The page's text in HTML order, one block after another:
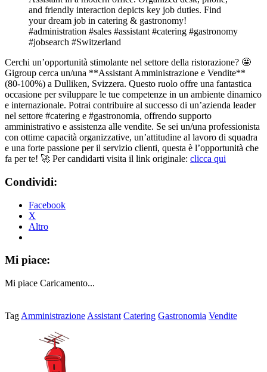
Cerchi un’opportunità stimolante nel settore della ristorazione? 🤩
Gigroup cerca un/una **Assistant Amministrazione e Vendite**
(80-100%) a Dulliken, Svizzera. Questo ruolo offre una fantastica
occasione per sviluppare le tue competenze in un ambiente dinamico
e internazionale. Potrai contribuire al successo di un’azienda leader
nel settore #catering e #gastronomia, offrendo supporto
amministrativo e assistenza alle vendite. Se sei un/una professionista
con ottime capacità organizzative, un’attitudine al lavoro di squadra
e una forte passione per il servizio clienti, questa è l’opportunità che
fa per te! 🚀 Per candidarti visita il link originale: clicca qui
Condividi:
Facebook
X
Altro
Mi piace:
Mi piace Caricamento...
Tag Amministrazione Assistant Catering Gastronomia Vendite